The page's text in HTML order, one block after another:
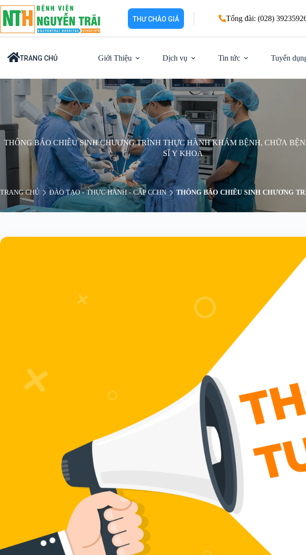
Chuyển
đến
phần
dung
THƯ CHÀO GIÁ Tổng đài: (028)
TRANG CHỦ Giới Thiệu Dịch vụ Tin tức Tuyển
THÔNG BÁO CHIÊU SINH CHƯƠNG TRÌNH THỰC HÀNH KHÁM BỆNH, CHỮA
SĨ Y KHOA
TRANG CHỦ ĐÀO TẠO - THỰC HÀNH - CẤP CCHN THÔNG BÁO CHIÊU SINH CHƯƠNG